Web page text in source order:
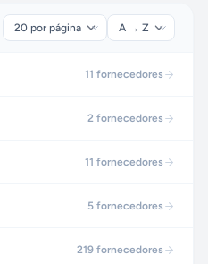
11 fornecedores
2 fornecedores
11 fornecedores
5 fornecedores
219 fornecedores